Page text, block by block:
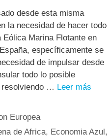
desde esta misma
la necesidad de hacer todo
Marina Flotante en
específicamente se
de impulsar desde
todo lo posible
resolviendo … Leer más
Europea
de Africa, Economia Azul,